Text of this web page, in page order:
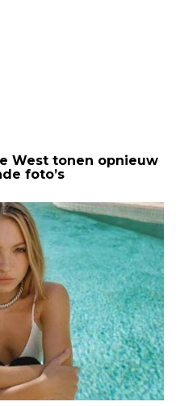
West tonen opnieuw
foto’s